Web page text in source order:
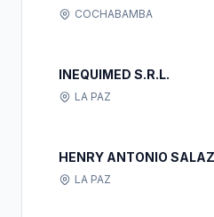
HORMIGONES
COCHABAMBA
INEQUIMED S.R.L.
LA PAZ
HENRY ANTONIO
LA PAZ